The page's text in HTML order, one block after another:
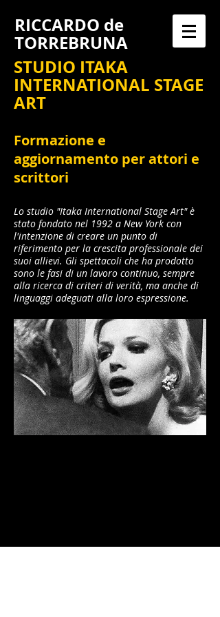
RICCARDO de
TORREBRUNA
​STUDIO ITAKA
INTERNATIONAL STAGE
ART
Formazione e
aggiornamento per attori e
scrittori
Lo studio "Itaka International Stage Art" è
stato fondato nel 1992 a New York con
l'intenzione di creare un punto di
riferimento per la crescita professionale dei
suoi allievi. Gli spettacoli che ha prodotto
sono le fasi di un lavoro continuo, sempre
alla ricerca di criteri di verità, ma anche di
linguaggi adeguati alla loro espressione.